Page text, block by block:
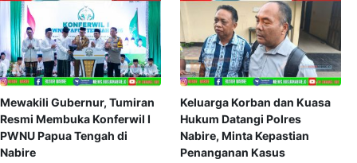
Mewakili Gubernur, Tumiran
Resmi Membuka Konferwil I
PWNU Papua Tengah di
Nabire
Keluarga Korban dan Kuasa
Hukum Datangi Polres
Nabire, Minta Kepastian
Penanganan Kasus